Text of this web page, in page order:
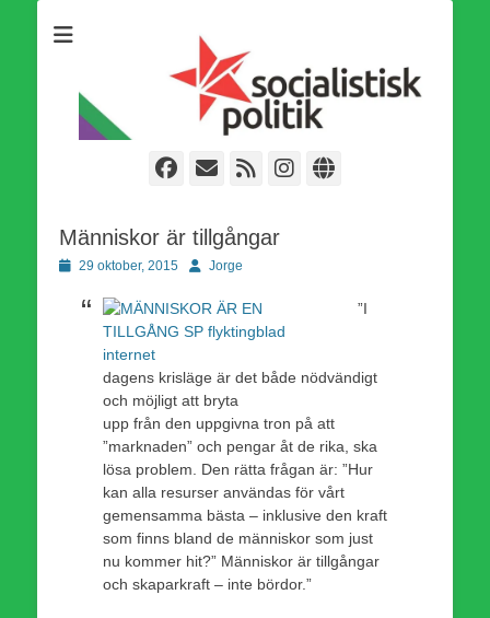
världsomfattande socialistiska Fjärde Internationalen och en viktig
tillgång i kampen för en socialistisk framtid!
Facebook
E-
Webbflöde
Instagram
Webbplats
Människor är tillgångar
Publicerad
29 oktober, 2015 Författare
Jorge
”I
dagens krisläge är det både nödvändigt
och möjligt att bryta
upp från den uppgivna tron på att
”marknaden” och pengar åt de rika, ska
lösa problem. Den rätta frågan är: ”Hur
kan alla resurser användas för vårt
gemensamma bästa – inklusive den kraft
som finns bland de människor som just
nu kommer hit?” Människor är tillgångar
och skaparkraft – inte bördor.”